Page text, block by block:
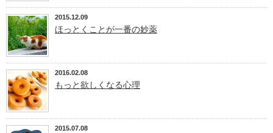
2015.12.09
ほっとくことが一番の妙薬
2016.02.08
もっと欲しくなる心理
2015.07.08